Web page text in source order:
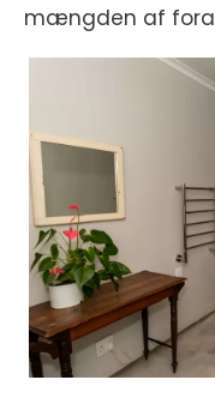
mængden af